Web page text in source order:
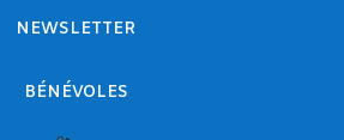
NEWSLETTER
BÉNÉVOLES